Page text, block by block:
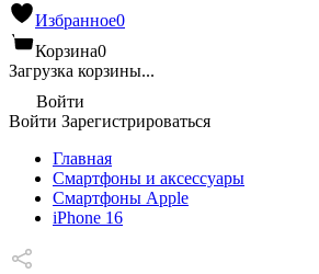
Избранное0
Корзина0
Загрузка корзины...
Войти
Войти Зарегистрироваться
Главная
Смартфоны и аксессуары
Смартфоны Apple
iPhone 16